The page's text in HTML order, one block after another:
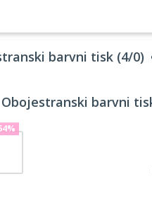
barvni tisk (4/0)
Obojestranski barvni